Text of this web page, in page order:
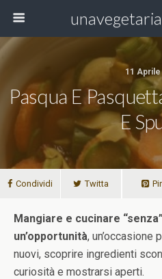
11 Aprile
Pasqua E
E
Condividi Twitta
Mangiare e cucinare
un’opportunità, un’occasione
nuovi, scoprire ingredienti
curiosità e mostrarsi aperti.